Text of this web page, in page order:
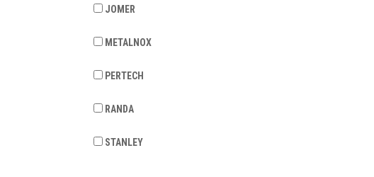
JOMER
METALNOX
PERTECH
RANDA
STANLEY